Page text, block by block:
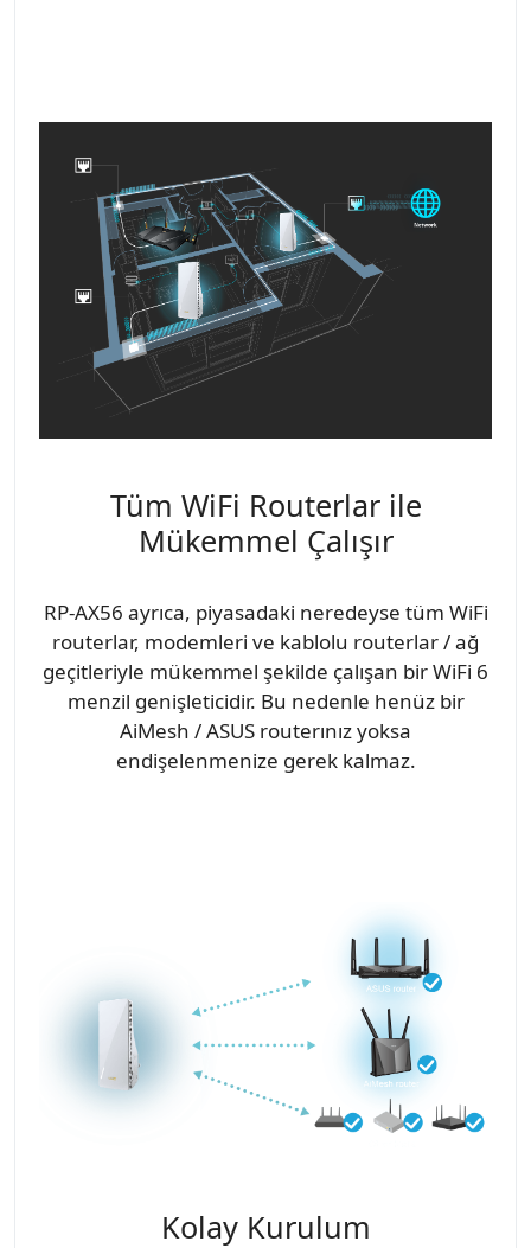
Tüm WiFi Routerlar ile
Mükemmel Çalışır
RP-AX56 ayrıca, piyasadaki neredeyse tüm WiFi
routerlar, modemleri ve kablolu routerlar / ağ
geçitleriyle mükemmel şekilde çalışan bir WiFi 6
menzil genişleticidir. Bu nedenle henüz bir
AiMesh / ASUS routerınız yoksa
endişelenmenize gerek kalmaz.
Kolay Kurulum